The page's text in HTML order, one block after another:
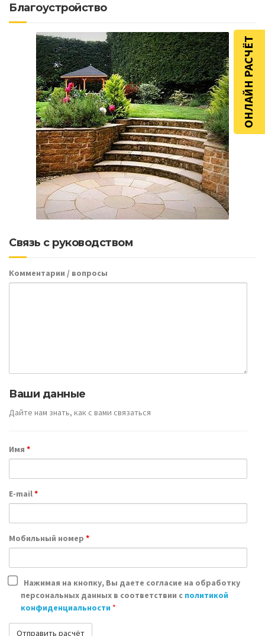
Благоустройство
Связь с руководством
Комментарии / вопросы
Ваши данные
Дайте нам знать, как с вами связаться
Имя *
E-mail*
Мобильный номер *
Нажимая на кнопку, Вы даете согласие на обработку
персональных данных в соответствии с политикой
конфиденциальности *
ОНЛАЙН РАСЧЁТ